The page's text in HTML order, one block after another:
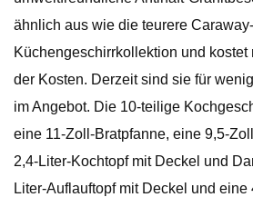
ähnlich aus wie die teurere Caraway-
Küchengeschirrkollektion und kostet
der Kosten. Derzeit sind sie für
im Angebot. Die 10-teilige
eine 11-Zoll-Bratpfanne, eine 9,5-
2,4-Liter-Kochtopf mit Deckel und
Liter-Auflauftopf mit Deckel und